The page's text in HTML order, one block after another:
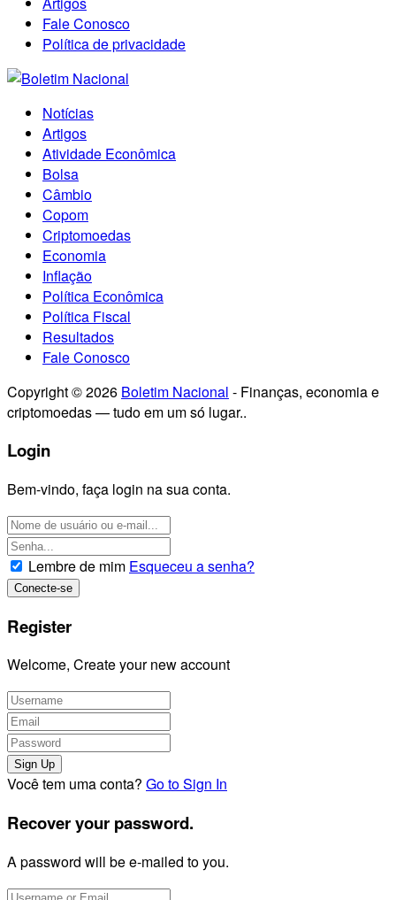
Fale Conosco
Política de privacidade
Notícias
Artigos
Atividade Econômica
Bolsa
Câmbio
Copom
Criptomoedas
Economia
Inflação
Política Econômica
Política Fiscal
Resultados
Fale Conosco
Copyright © 2026 Boletim Nacional - Finanças, economia e
criptomoedas — tudo em um só lugar..
Login
Bem-vindo, faça login na sua conta.
Lembre de mim Esqueceu a senha?
Register
Welcome, Create your new account
Você tem uma conta? Go to Sign In
Recover your password.
A password will be e-mailed to you.